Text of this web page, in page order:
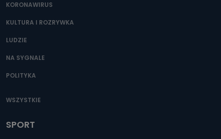
KORONAWIRUS
KULTURA I ROZRYWKA
LUDZIE
NA SYGNALE
POLITYKA
WSZYSTKIE
SPORT